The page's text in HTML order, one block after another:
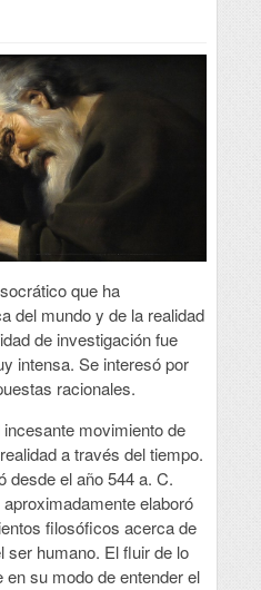
que ha
del mundo y de la realidad
de investigación fue
intensa. Se interesó por
racionales.
movimiento de
a través del tiempo.
desde el año 544 a. C.
elaboró
filosóficos acerca de
ser humano. El fluir de lo
en su modo de entender el